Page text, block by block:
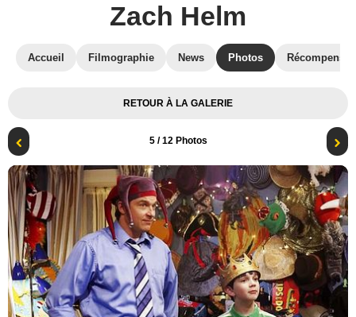
Zach Helm
Accueil Filmographie News Photos Récompenses
RETOUR À LA GALERIE
5/ 12 Photos